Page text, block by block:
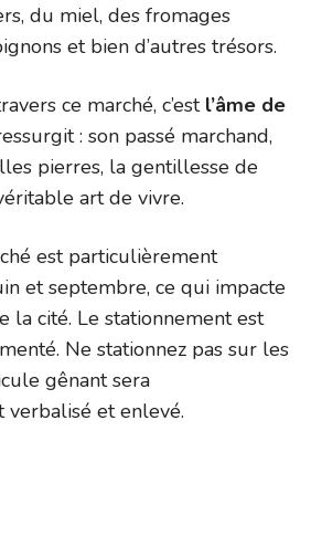
du miel, des fromages
et bien d’autres trésors.
ce marché, c’est l’âme de
: son passé marchand,
pierres, la gentillesse de
art de vivre.
est particulièrement
et septembre, ce qui impacte
la cité. Le stationnement est
Ne stationnez pas sur les
gênant sera
verbalisé et enlevé.